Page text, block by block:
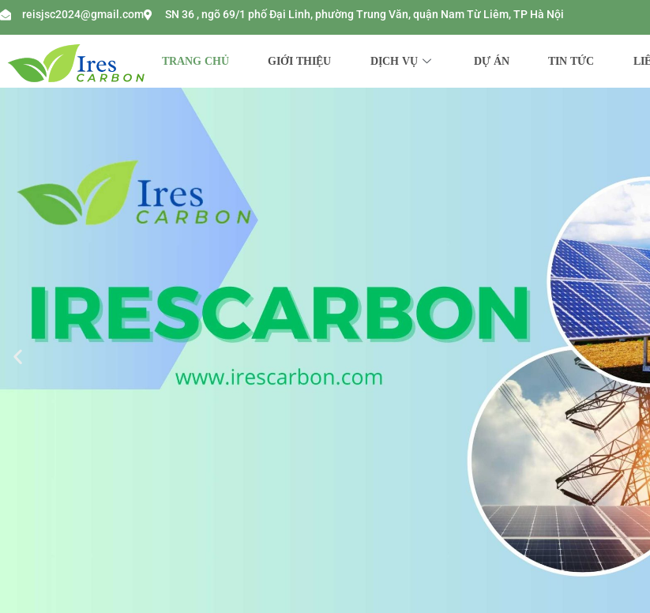
reisjsc2024@gmail.com SN 36 , ngõ 69/1 phố Đại Linh, phường Trung Văn, quận Nam Từ Liêm, TP Hà Nội
TRANG CHỦ GIỚI THIỆU DỊCH VỤ DỰ ÁN TIN TỨC